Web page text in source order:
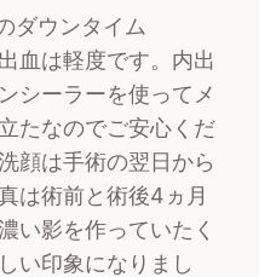
ダウンタイム
血は軽度です。内出
シーラーを使ってメ
たなのでご安心くだ
顔は手術の翌日から
は術前と術後4ヵ月
い影を作っていたく
い印象になりまし